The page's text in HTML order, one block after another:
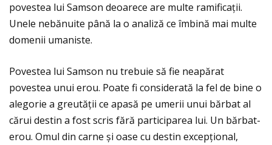
povestea lui Samson deoarece are multe ramificaţii.
Unele nebănuite până la o analiză ce îmbină mai multe
domenii umaniste.
Povestea lui Samson nu trebuie să fie neapărat
povestea unui erou. Poate fi considerată la fel de bine o
alegorie a greutăţii ce apasă pe umerii unui bărbat al
cărui destin a fost scris fără participarea lui. Un bărbat-
erou. Omul din carne și oase cu destin excepţional,